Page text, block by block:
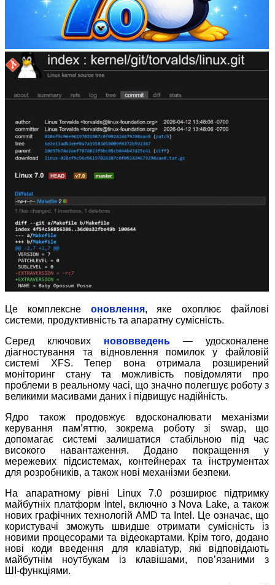
Це комплексне оновлення, яке охоплює файлові
системи, продуктивність та апаратну сумісність.
Серед ключових нововведень — удосконалене
діагностування та відновлення помилок у файловій
системі XFS. Тепер вона отримала розширений
моніторинг стану та можливість повідомляти про
проблеми в реальному часі, що значно полегшує роботу з
великими масивами даних і підвищує надійність.
Ядро також продовжує вдосконалювати механізми
керування пам’яттю, зокрема роботу зі swap, що
допомагає системі залишатися стабільною під час
високого навантаження. Додано покращення у
мережевих підсистемах, контейнерах та інструментах
для розробників, а також нові механізми безпеки.
На апаратному рівні Linux 7.0 розширює підтримку
майбутніх платформ Intel, включно з Nova Lake, а також
нових графічних технологій AMD та Intel. Це означає, що
користувачі зможуть швидше отримати сумісність із
новими процесорами та відеокартами. Крім того, додано
нові коди введення для клавіатур, які відповідають
майбутнім ноутбукам із клавішами, пов’язаними з
ШІ ‑функціями.